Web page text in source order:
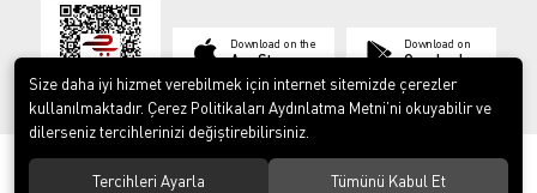
Download on the
App Store
Download on
Google play
© 2023ERY İş Güvenliği Ekipmanları. Tüm hakları saklıdır.
Size daha iyi hizmet verebilmek için internet sitemizde çerezler
kullanılmaktadır. Çerez Politikaları Aydınlatma Metni’ni okuyabilir ve
dilerseniz tercihlerinizi değiştirebilirsiniz.
Tercihleri Ayarla Tümünü Kabul Et